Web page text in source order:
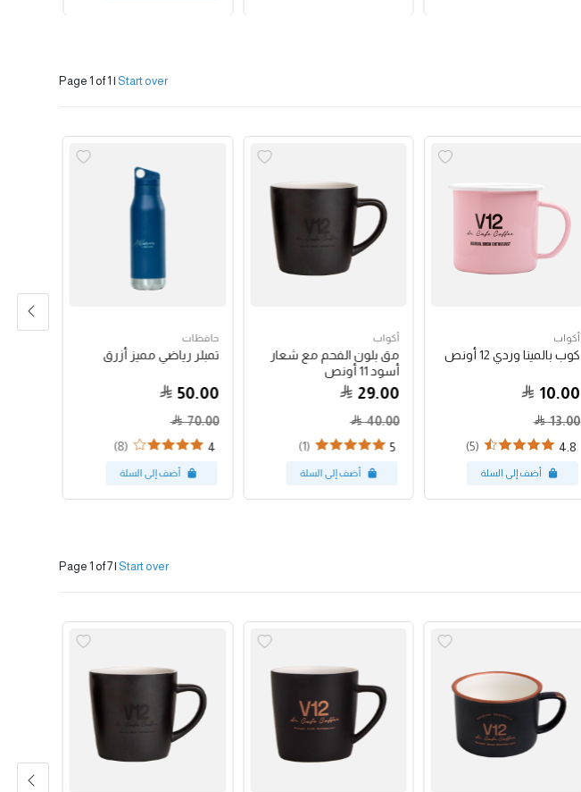
Page 1 of 1 | Start over
أكواب
كوب بالمينا وردي 12 أونص
10.00
13.00
4.8
(5)
أكواب
مق بلون الفحم مع شعار
أسود 11 أونص
29.00
40.00
5
(1)
حافظات
تمبلر رياضي مميز أزرق
50.00
70.00
4
(8)
Page 1 of 7| Start over